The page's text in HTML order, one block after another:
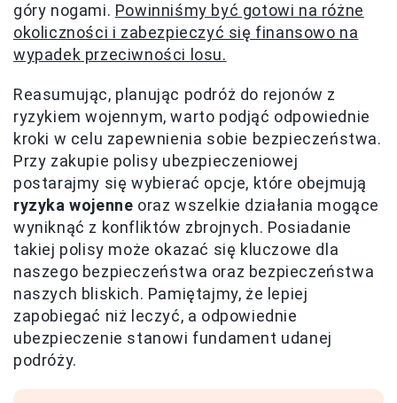
góry nogami. Powinniśmy być gotowi na różne
okoliczności i zabezpieczyć się finansowo na
wypadek przeciwności losu.
Reasumując, planując podróż do rejonów z
ryzykiem wojennym, warto podjąć odpowiednie
kroki w celu zapewnienia sobie bezpieczeństwa.
Przy zakupie polisy ubezpieczeniowej
postarajmy się wybierać opcje, które obejmują
ryzyka wojenne oraz wszelkie działania mogące
wyniknąć z konfliktów zbrojnych. Posiadanie
takiej polisy może okazać się kluczowe dla
naszego bezpieczeństwa oraz bezpieczeństwa
naszych bliskich. Pamiętajmy, że lepiej
zapobiegać niż leczyć, a odpowiednie
ubezpieczenie stanowi fundament udanej
podróży.